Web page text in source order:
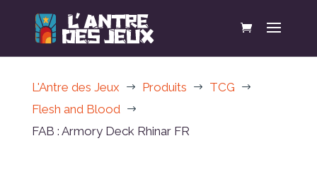
L'Antre des Jeux $ Produits $ TCG $
Flesh and Blood $
FAB : Armory Deck Rhinar FR